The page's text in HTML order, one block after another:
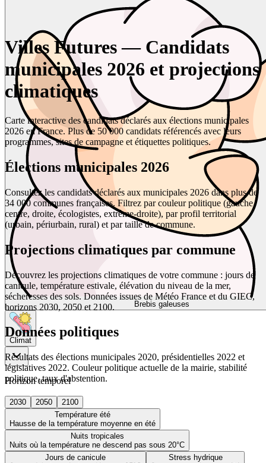
Brebis galeuses
Climat
Horizon temporel
2030 2050
2100
Température été
Hausse de la température moyenne en été
Nuits tropicales
Nuits où la température ne descend pas sous 20°C
Jours de canicule
Stress hydrique
Villes Futures — Candidats
municipales 2026 et projections
climatiques
Carte interactive des candidats déclarés aux élections municipales
2026 en France. Plus de 50 000 candidats référencés avec leurs
programmes, sites de campagne et étiquettes politiques.
Élections municipales 2026
Consultez les candidats déclarés aux municipales 2026 dans plus de
34 000 communes françaises. Filtrez par couleur politique (gauche,
centre, droite, écologistes, extrême-droite), par profil territorial
(urbain, périurbain, rural) et par taille de commune.
Projections climatiques par commune
Découvrez les projections climatiques de votre commune : jours de
canicule, température estivale, élévation du niveau de la mer,
sécheresses des sols. Données issues de Météo France et du GIEC,
horizons 2030, 2050 et 2100.
Données politiques
Résultats des élections municipales 2020, présidentielles 2022 et
législatives 2022. Couleur politique actuelle de la mairie, stabilité
politique, taux d'abstention.